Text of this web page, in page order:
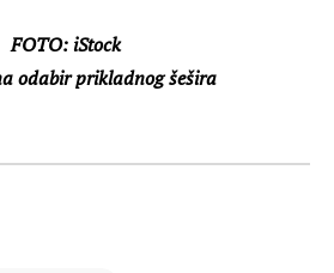
FOTO: iStock
odabir prikladnog šešira